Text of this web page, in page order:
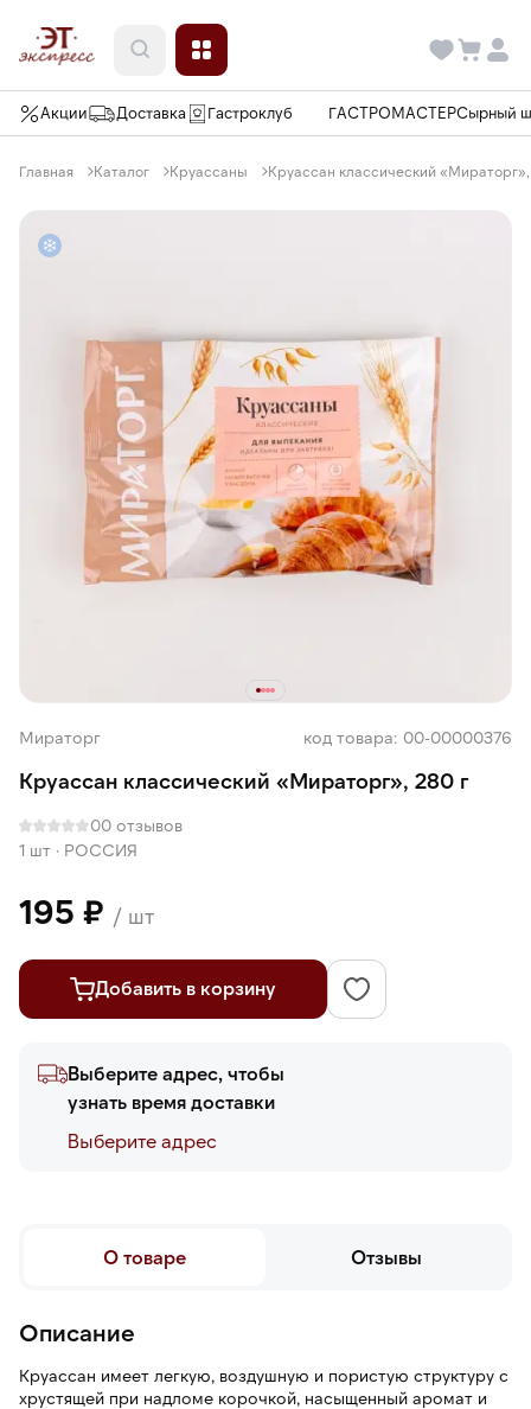
Акции Доставка Гастроклуб ГАСТРОМАСТЕРСырный
Главная Каталог Круассаны Круассан классический
Мираторг код товара: 00-00000376
Круассан классический «Мираторг», 280 г
00 отзывов
1 шт · РОССИЯ
195 ₽ / шт
Добавить в корзину
Выберите адрес, чтобы
узнать время доставки
Выберите адреc
О товаре Отзывы
Описание
Круассан имеет легкую, воздушную и пористую структуру с
хрустящей при надломе корочкой, насыщенный аромат и